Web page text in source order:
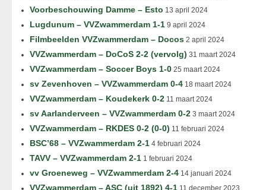
Voorbeschouwing Damme – Esto 13 april 2024
Lugdunum – VVZwammerdam 1-1 9 april 2024
Filmbeelden VVZwammerdam – Docos 2 april 2024
VVZwammerdam – DoCoS 2-2 (vervolg) 31 maart 2024
VVZwammerdam – Soccer Boys 1-0 25 maart 2024
sv Zevenhoven – VVZwammerdam 0-4 18 maart 2024
VVZwammerdam – Koudekerk 0-2 11 maart 2024
sv Aarlanderveen – VVZwammerdam 0-2 3 maart 2024
VVZwammerdam – RKDES 0-2 (0-0) 11 februari 2024
BSC’68 – VVZwammerdam 2-1 4 februari 2024
TAVV – VVZwammerdam 2-1 1 februari 2024
vv Groeneweg – VVZwammerdam 2-4 14 januari 2024
VVZwammerdam – ASC (uit 1892) 4-1 11 december 2023